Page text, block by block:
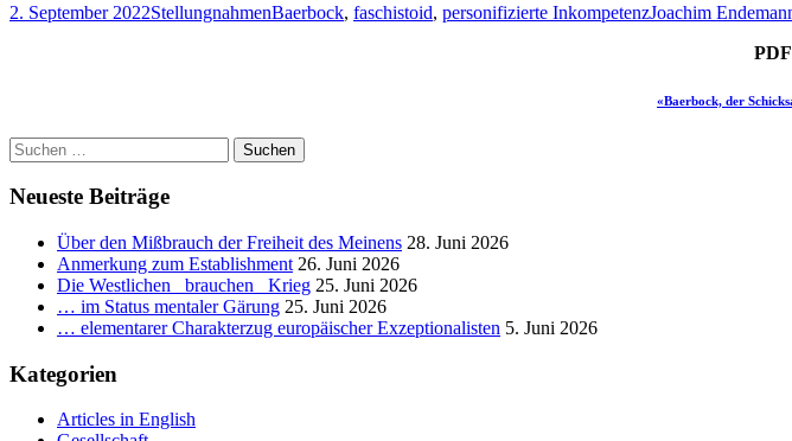
2. September 2022StellungnahmenBaerbock, faschistoid, personifizierte InkompetenzJoachim
«Baerbock, der
Suchen
nach:
Neueste Beiträge
Über den Mißbrauch der Freiheit des Meinens 28. Juni 2026
Anmerkung zum Establishment 26. Juni 2026
Die Westlichen _brauchen_ Krieg 25. Juni 2026
… im Status mentaler Gärung 25. Juni 2026
… elementarer Charakterzug europäischer Exzeptionalisten 5. Juni 2026
Kategorien
Articles in English